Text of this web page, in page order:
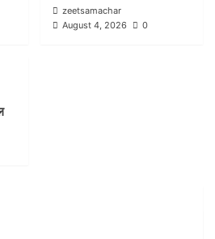
‘हिमाचल जोड़ो सदस्यता अभियान’ ने पकड़ी
लोगों से जुड़ने की अपील
लगाकर भाजपा का निगम प्रशासन पर हमला,
के लगाए आरोप
zeetsamachar
August 4, 2026
0